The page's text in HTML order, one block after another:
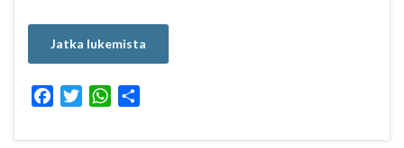
Jatka lukemista
c
i
W
a
a